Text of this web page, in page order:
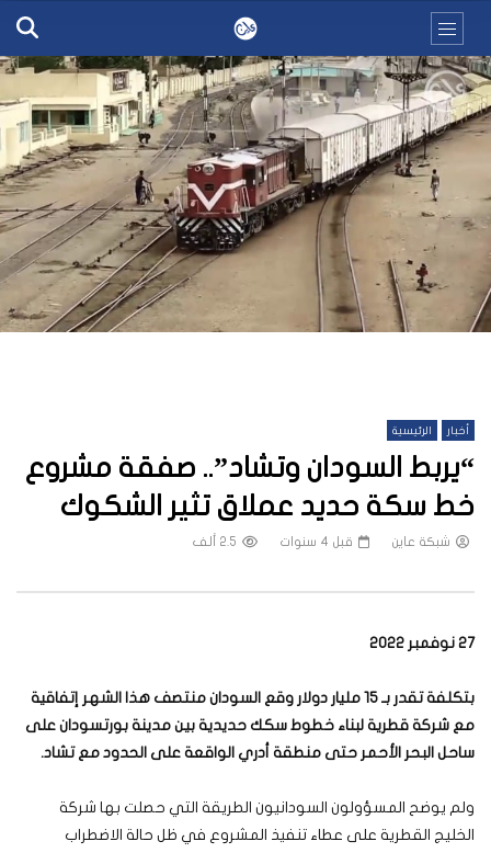
أخبار الرئيسية
“يربط السودان وتشاد”.. صفقة مشروع
خط سكة حديد عملاق تثير الشكوك
شبكة عاين قبل 4 سنوات 2.5 ألف
27 نوفمبر 2022
بتكلفة تقدر بـ 15 مليار دولار وقع السودان منتصف هذا الشهر إتفاقية
مع شركة قطرية لبناء خطوط سكك حديدية بين مدينة بورتسودان على
ساحل البحر الأحمر حتى منطقة أدري الواقعة على الحدود مع تشاد.
ولم يوضح المسؤولون السودانيون الطريقة التي حصلت بها شركة
الخليج القطرية على عطاء تنفيذ المشروع في ظل حالة الاضطراب